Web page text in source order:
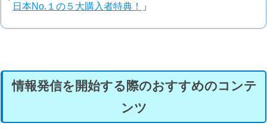
日本No.１の５大購入者特典！
」
情報発信を開始する際のおすすめのコンテ
ンツ